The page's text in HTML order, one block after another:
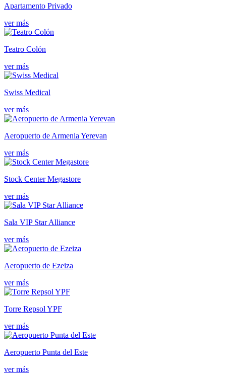
Apartamento Privado
ver más
Teatro Colón
ver más
Swiss Medical
ver más
Aeropuerto de Armenia Yerevan
ver más
Stock Center Megastore
ver más
Sala VIP Star Alliance
ver más
Aeropuerto de Ezeiza
ver más
Torre Repsol YPF
ver más
Aeropuerto Punta del Este
ver más